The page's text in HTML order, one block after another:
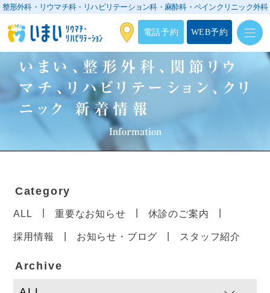
整形外科・リウマチ科・リハビリテーション科・ 麻酔科・ペインクリニック外科
電話予約 WEB予約
いまい、整形外科、関節リウ
マチ、リハビリテーション、クリ
ニック 新着情報
Information
Category
ALL 重要なお知らせ 休診のご案内
採用情報 お知らせ・ブログ スタッフ紹介
Archive